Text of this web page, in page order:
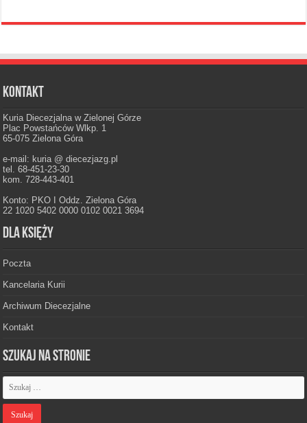
Kontakt
Kuria Diecezjalna w Zielonej Górze
Plac Powstańców Wlkp. 1
65-075 Zielona Góra
e-mail: kuria @ diecezjazg.pl
tel. 68-451-23-30
kom. 728-443-401
Konto: PKO I Oddz. Zielona Góra
22 1020 5402 0000 0102 0021 3694
Dla księży
Poczta
Kancelaria Kurii
Archiwum Diecezjalne
Kontakt
Szukaj na stronie